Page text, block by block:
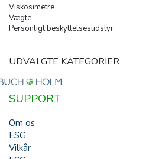
Viskosimetre
Vægte
Personligt beskyttelsesudstyr
UDVALGTE KATEGORIER
SUPPORT
Om os
ESG
Vilkår